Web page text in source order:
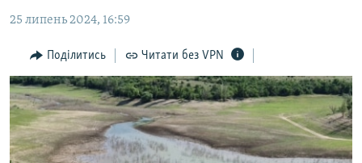
основної
Перейти
до
пошуку
БЛОГИ
ПОГЛЯД
ІНТЕРВ'Ю
ВСЕ ЗА ДЕНЬ
СПЕЦПРОЕКТИ
25 липень 2024, 16:59
Поділитись Читати без VPN